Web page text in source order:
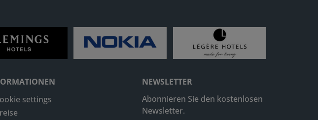
settings
NEWSLETTER
Abonnieren Sie den kostenlosen
Newsletter.